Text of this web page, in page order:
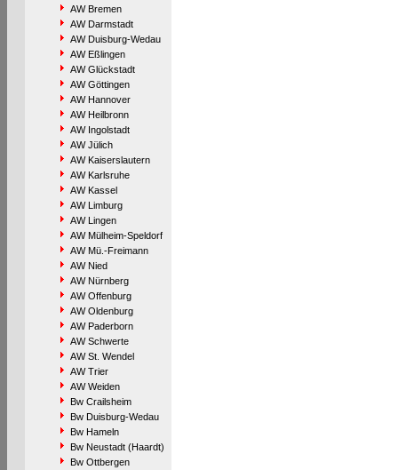
AW Bremen
AW Darmstadt
AW Duisburg-Wedau
AW Eßlingen
AW Glückstadt
AW Göttingen
AW Hannover
AW Heilbronn
AW Ingolstadt
AW Jülich
AW Kaiserslautern
AW Karlsruhe
AW Kassel
AW Limburg
AW Lingen
AW Mülheim-Speldorf
AW Mü.-Freimann
AW Nied
AW Nürnberg
AW Offenburg
AW Oldenburg
AW Paderborn
AW Schwerte
AW St. Wendel
AW Trier
AW Weiden
Bw Crailsheim
Bw Duisburg-Wedau
Bw Hameln
Bw Neustadt (Haardt)
Bw Ottbergen